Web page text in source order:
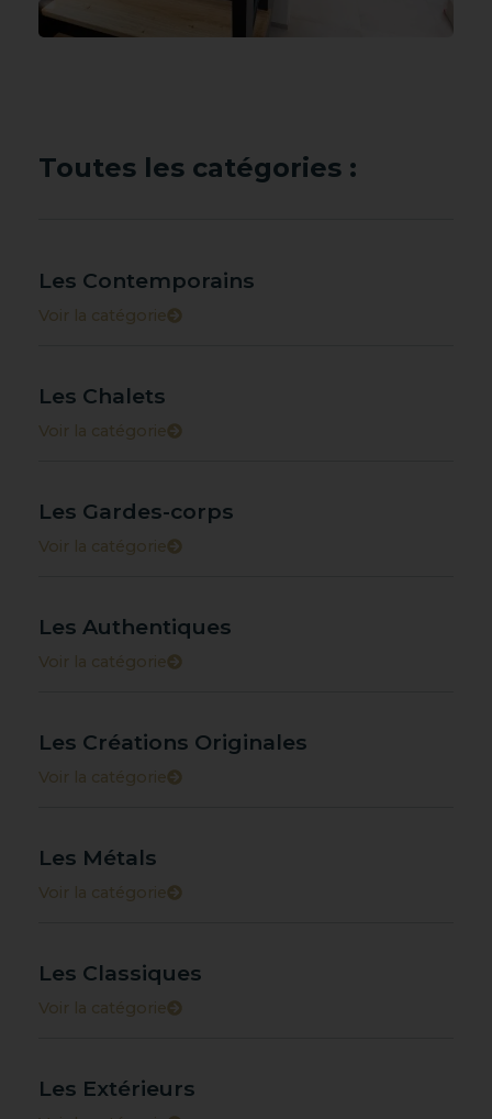
Toutes les catégories :
Les Contemporains
Voir la catégorie
Les Chalets
Voir la catégorie
Les Gardes-corps
Voir la catégorie
Les Authentiques
Voir la catégorie
Les Créations Originales
Voir la catégorie
Les Métals
Voir la catégorie
Les Classiques
Voir la catégorie
Les Extérieurs